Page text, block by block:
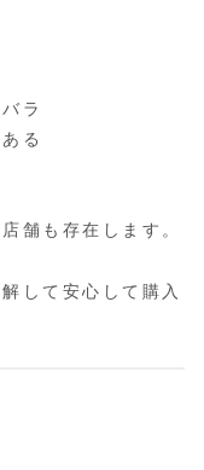
ラ
る
舗も存在します。
して安心して購入